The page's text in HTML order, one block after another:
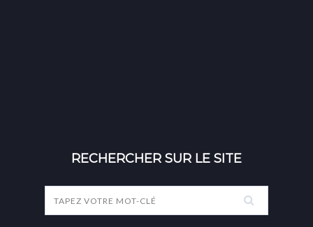
RECHERCHER SUR LE SITE